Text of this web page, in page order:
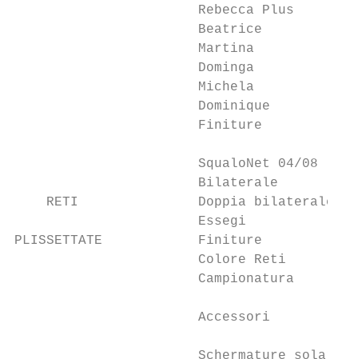
Rebecca Plus
Beatrice
Martina
Dominga
Michela
Dominique
Finiture
SqualoNet 04/08
Bilaterale
RETI               Doppia bilaterale
Essegi
PLISSETTATE            Finiture
Colore Reti
Campionatura
Accessori
Schermature solari